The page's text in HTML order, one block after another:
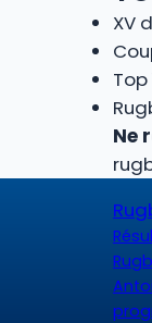
XV
Top
Ne